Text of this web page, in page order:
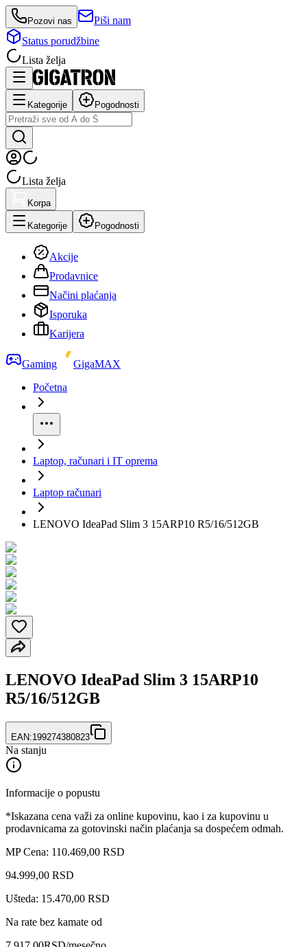
Pozovi nas
Piši nam
Status porudžbine
Lista želja
Kategorije Pogodnosti
Lista želja
Korpa
Kategorije Pogodnosti
Akcije
Prodavnice
Načini plaćanja
Isporuka
Karijera
Gaming
GigaMAX
Početna
Laptop, računari i IT oprema
Laptop računari
LENOVO IdeaPad Slim 3 15ARP10 R5/16/512GB
LENOVO IdeaPad Slim 3 15ARP10
R5/16/512GB
EAN:199274380823
Na stanju
Informacije o popustu
*Iskazana cena važi za online kupovinu, kao i za kupovinu u
prodavnicama za gotovinski način plaćanja sa dospećem odmah.
MP Cena: 110.469,00 RSD
94.999,00 RSD
Ušteda: 15.470,00 RSD
Na rate bez kamate od